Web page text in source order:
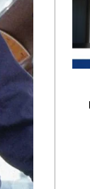
ยแดง-
มพรรค
วนทาง
า”